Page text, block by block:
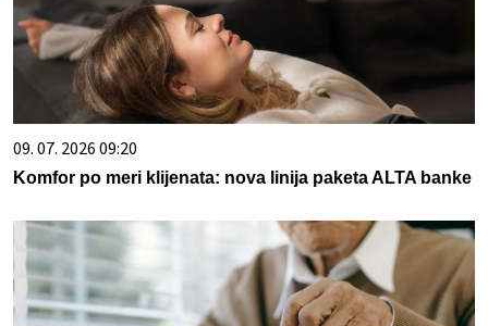
09. 07. 2026 09:20
Komfor po meri klijenata: nova linija paketa ALTA banke